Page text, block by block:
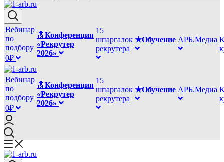
Вебинар
по
подбору
0₽
🔝Конференция
«Рекрутер
2026»
15
шпаргалок
рекрутера
★Обучение АРБ.Медиа
Вебинар
по
подбору
0₽
🔝Конференция
«Рекрутер
2026»
15
шпаргалок
рекрутера
★Обучение АРБ.Медиа